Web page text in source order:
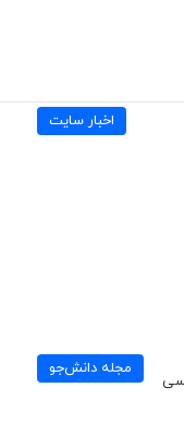
اخبار سایت
مجله دانش‌جو